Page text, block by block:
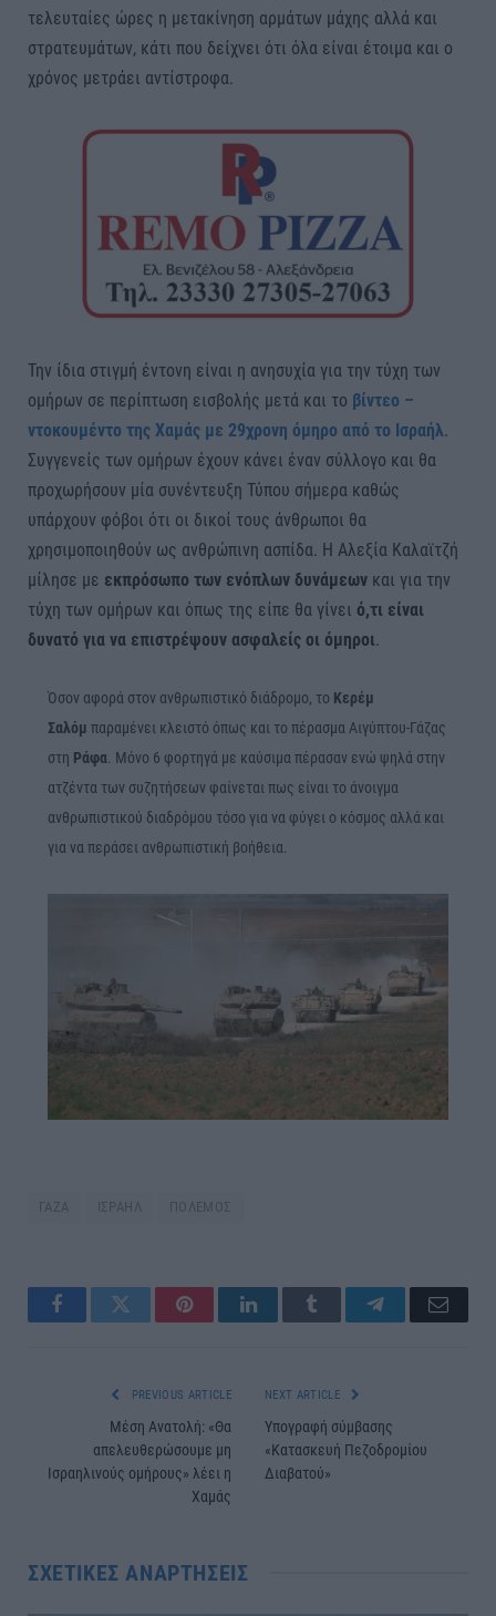
τελευταίες ώρες η μετακίνηση αρμάτων μάχης αλλά και
στρατευμάτων, κάτι που δείχνει ότι όλα είναι έτοιμα και ο
χρόνος μετράει αντίστροφα.
Την ίδια στιγμή έντονη είναι η ανησυχία για την τύχη των
ομήρων σε περίπτωση εισβολής μετά και το βίντεο –
ντοκουμέντο της Χαμάς με 29χρονη όμηρο από το Ισραήλ.
Συγγενείς των ομήρων έχουν κάνει έναν σύλλογο και θα
προχωρήσουν μία συνέντευξη Τύπου σήμερα καθώς
υπάρχουν φόβοι ότι οι δικοί τους άνθρωποι θα
χρησιμοποιηθούν ως ανθρώπινη ασπίδα. Η Αλεξία Καλαϊτζή
μίλησε με εκπρόσωπο των ενόπλων δυνάμεων και για την
τύχη των ομήρων και όπως της είπε θα γίνει ό,τι είναι
δυνατό για να επιστρέψουν ασφαλείς οι όμηροι.
Όσον αφορά στον ανθρωπιστικό διάδρομο, το Κερέμ
Σαλόμ παραμένει κλειστό όπως και το πέρασμα Αιγύπτου-Γάζας
στη Ράφα . Μόνο 6 φορτηγά με καύσιμα πέρασαν ενώ ψηλά στην
ατζέντα των συζητήσεων φαίνεται πως είναι το άνοιγμα
ανθρωπιστικού διαδρόμου τόσο για να φύγει ο κόσμος αλλά και
για να περάσει ανθρωπιστική βοήθεια.
ΓΑΖΑ ΙΣΡΑΗΛ ΠΟΛΕΜΟΣ
FacebookTwitter PinterestLinkedInTumblr TelegramEmail
PREVIOUS ARTICLE
Μέση Ανατολή: «Θα
απελευθερώσουμε μη
Ισραηλινούς ομήρους» λέει η
Χαμάς
NEXT ARTICLE
Υπογραφή σύμβασης
«Κατασκευή Πεζοδρομίου
Διαβατού»
ΣΧΕΤΙΚΈΣ ΑΝΑΡΤΉΣΕΙΣ